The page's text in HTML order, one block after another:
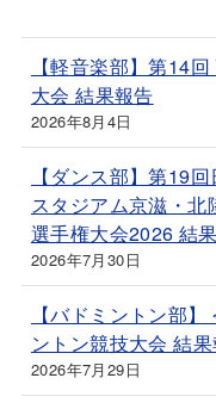
【軽音楽部】第14
大会 結果報告
2026年8月4日
【ダンス部】第19
スタジアム京滋・
選手権大会2026 結
2026年7月30日
【バドミントン部
ントン競技大会 結
2026年7月29日